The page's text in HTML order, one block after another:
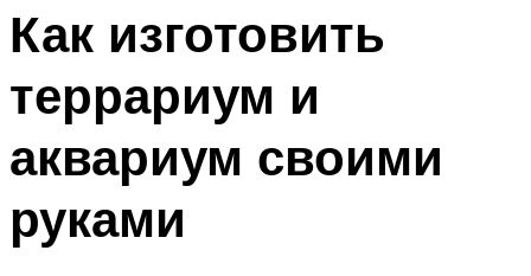
Как изготовить
террариум и
аквариум своими
руками